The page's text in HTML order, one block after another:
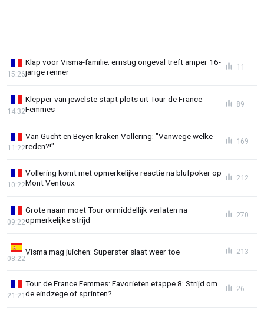
Klap voor Visma-familie: ernstig ongeval treft amper 16-
jarige renner
15:26
11
Klepper van jewelste stapt plots uit Tour de France
Femmes
14:32
89
Van Gucht en Beyen kraken Vollering: "Vanwege welke
reden?!"
11:22
169
Vollering komt met opmerkelijke reactie na blufpoker op
Mont Ventoux
10:22
212
Grote naam moet Tour onmiddellijk verlaten na
opmerkelijke strijd
09:22
270
Visma mag juichen: Superster slaat weer toe
08:22
213
Tour de France Femmes: Favorieten etappe 8: Strijd om
de eindzege of sprinten?
21:21
26